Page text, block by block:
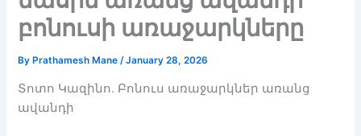
բոնուսի առաջարկները
ByPrathamesh Mane/January 28, 2026
Տոտո Կազինո. Բոնուս առաջարկներ առանց
ավանդի